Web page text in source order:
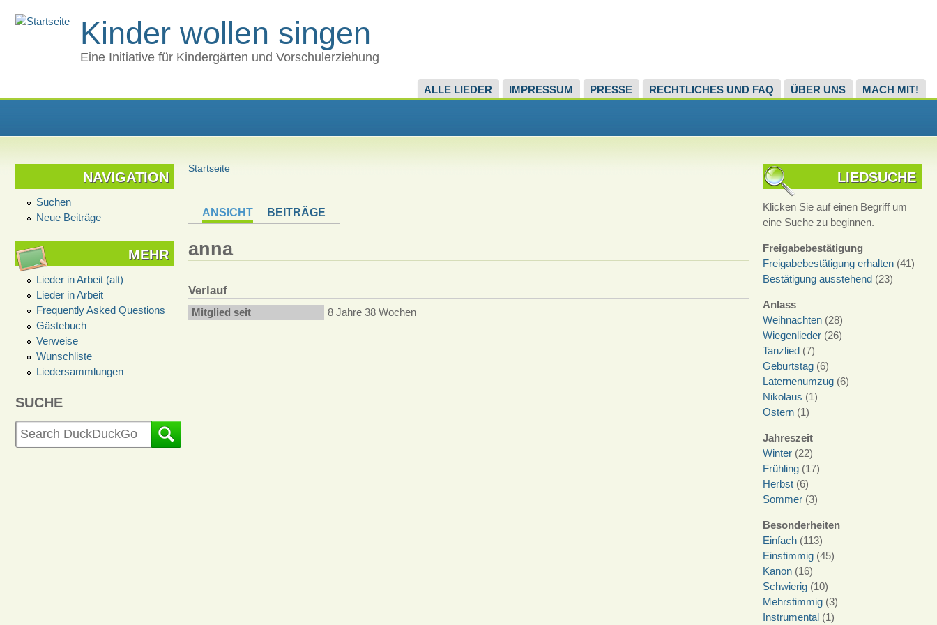
Kinder wollen singen
Eine Initiative für Kindergärten und Vorschulerziehung
ALLE LIEDER IMPRESSUM PRESSE RECHTLICHES UND FAQ ÜBER UNS MACH MIT!
NAVIGATION
Suchen
Neue Beiträge
MEHR
Lieder in Arbeit (alt)
Lieder in Arbeit
Frequently Asked Questions
Gästebuch
Verweise
Wunschliste
Liedersammlungen
SUCHE
Startseite
ANSICHT BEITRÄGE
anna
Verlauf
Mitglied seit 8 Jahre 38 Wochen
LIEDSUCHE
Klicken Sie auf einen Begriff um
eine Suche zu beginnen.
Freigabebestätigung
Freigabebestätigung erhalten (41)
Bestätigung ausstehend (23)
Anlass
Weihnachten (28)
Wiegenlieder (26)
Tanzlied (7)
Geburtstag (6)
Laternenumzug (6)
Nikolaus (1)
Ostern (1)
Jahreszeit
Winter (22)
Frühling (17)
Herbst (6)
Sommer (3)
Besonderheiten
Einfach (113)
Einstimmig (45)
Kanon (16)
Schwierig (10)
Mehrstimmig (3)
Instrumental (1)